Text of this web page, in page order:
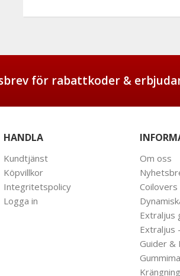
för rabattkoder &
HANDLA
Kundtjänst
Köpvillkor
Integritetspolicy
Logga in
Om oss
Coilovers
Extraljus
Extraljus
Guider &